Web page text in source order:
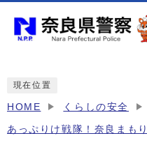
現在位置
HOME くらしの安全
あっぷりけ戦隊！奈良まも